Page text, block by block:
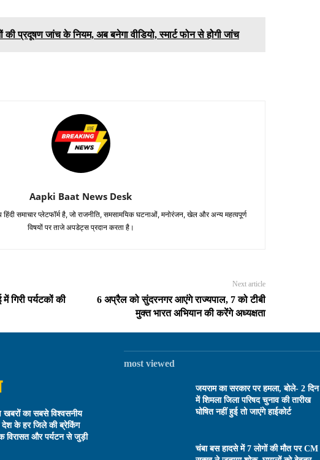
की प्रदूषण जांच के नियम, अब बनेगा वीडियो, स्मार्ट फोन से होेगी जांच
Aapki Baat News Desk
समाचार प्लेटफॉर्म है, जो राजनीति, समसामयिक घटनाओं, मनोरंजन, खेल और अन्य महत्वपूर्ण
विषयों पर ताजे अपडेट्स प्रदान करता है।
गिरी पर्यटकों की
Next article
6 अप्रैल को सुंदरनगर आएंगे राज्यपाल, 7 को टीबी
मुक्त भारत अभियान की करेंगे अध्यक्षता
खबरों का सबसे विश्वसनीय
देश के हर जिले की ब्रेकिंग
विरासत और पर्यटन से जुड़ी
most viewed
जयराम का सरकार पर हमला, बोले- 2 दिन
में शिमला जिला परिषद चुनाव की तारीख
घोषित नहीं हुई तो जाएंगे हाईकोर्ट
चंबा बस हादसे में 7 लोगों की मौत पर CM